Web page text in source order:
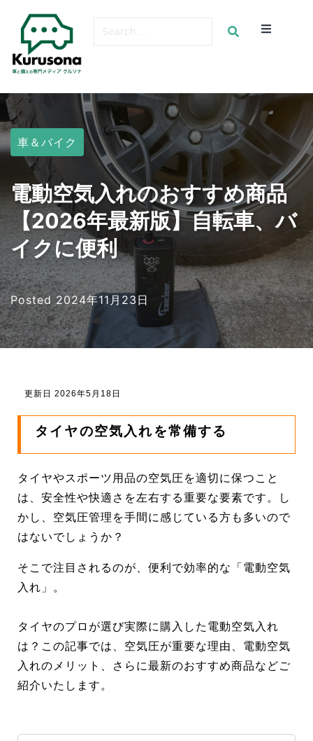
車＆バイク
電動空気入れのおすすめ商品
【2026年最新版】自転車、バ
イクに便利
Posted2024年11月23日
更新日 2026年5月18日
タイヤの空気入れを常備する
タイヤやスポーツ用品の空気圧を適切に保つこと
は、安全性や快適さを左右する重要な要素です。し
かし、空気圧管理を手間に感じている方も多いので
はないでしょうか？
そこで注目されるのが、便利で効率的な「電動空気
入れ」。
タイヤのプロが選び実際に購入した電動空気入れ
は？この記事では、空気圧が重要な理由、電動空気
入れのメリット、さらに最新のおすすめ商品などご
紹介いたします。